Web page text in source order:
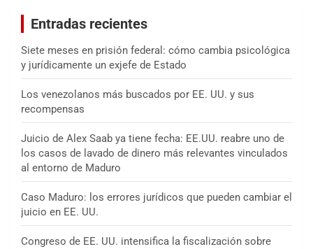
Entradas recientes
Siete meses en prisión federal: cómo cambia psicológica
y jurídicamente un exjefe de Estado
Los venezolanos más buscados por EE. UU. y sus
recompensas
Juicio de Alex Saab ya tiene fecha: EE.UU. reabre uno de
los casos de lavado de dinero más relevantes vinculados
al entorno de Maduro
Caso Maduro: los errores jurídicos que pueden cambiar el
juicio en EE. UU.
Congreso de EE. UU. intensifica la fiscalización sobre